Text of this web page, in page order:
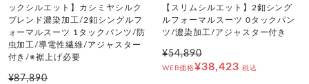
ックシルエット】カシミヤシルク
ブレンド濃染加工/2釦シングルフ
ォーマルスーツ 1タックパンツ/防
虫加工/導電性繊維/アジャスター
付き/※裾上げ必要
¥87,890
【スリムシルエット】2釦シング
ルフォーマルスーツ 0タックパン
ツ/濃染加工/アジャスター付き
¥54,890
WEB価格¥38,423 税込